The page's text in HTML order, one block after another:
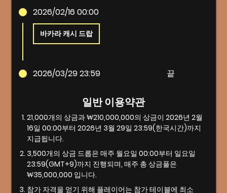
2026/02/16 00:00
바카라 캐시 드랍
2026/03/29 23:59 끝
일반 이용약관
21,000개의 상금과 ₩210,000,000의 상금이 2026년 2월
16일 00:00부터 2026년 3월 29일 23:59(한국시간)까지
지급됩니다.
3,500개의 상금 드롭은 매주 월요일 00:00부터 일요일
23:59(GMT+9)까지 진행되며, 매주 총 상금풀은
₩35,000,000 입니다.
참가 자격을 얻기 위해 플레이어는 참가 테이블에 최소